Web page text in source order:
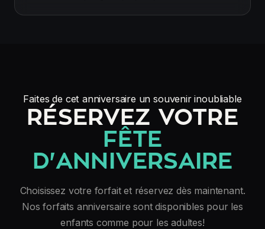
Faites de cet anniversaire un souvenir inoubliable
RÉSERVEZ VOTRE
FÊTE
D'ANNIVERSAIRE
Choisissez votre forfait et réservez dès maintenant.
Nos forfaits anniversaire sont disponibles pour les
enfants comme pour les adultes!